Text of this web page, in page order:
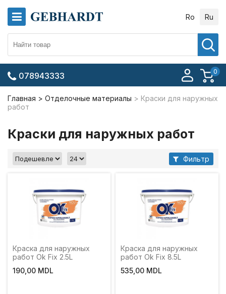
Ro Ru
0
078943333
Главная Отделочные материалы
Краски для наружных
работ
Краски для наружных работ
Фильтр
Краска для наружных
работ Ok Fix 2.5L
190,00 MDL
Краска для наружных
работ Ok Fix 8.5L
535,00 MDL